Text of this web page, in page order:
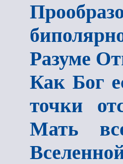
Разуме
Как Бог
точки
Мать